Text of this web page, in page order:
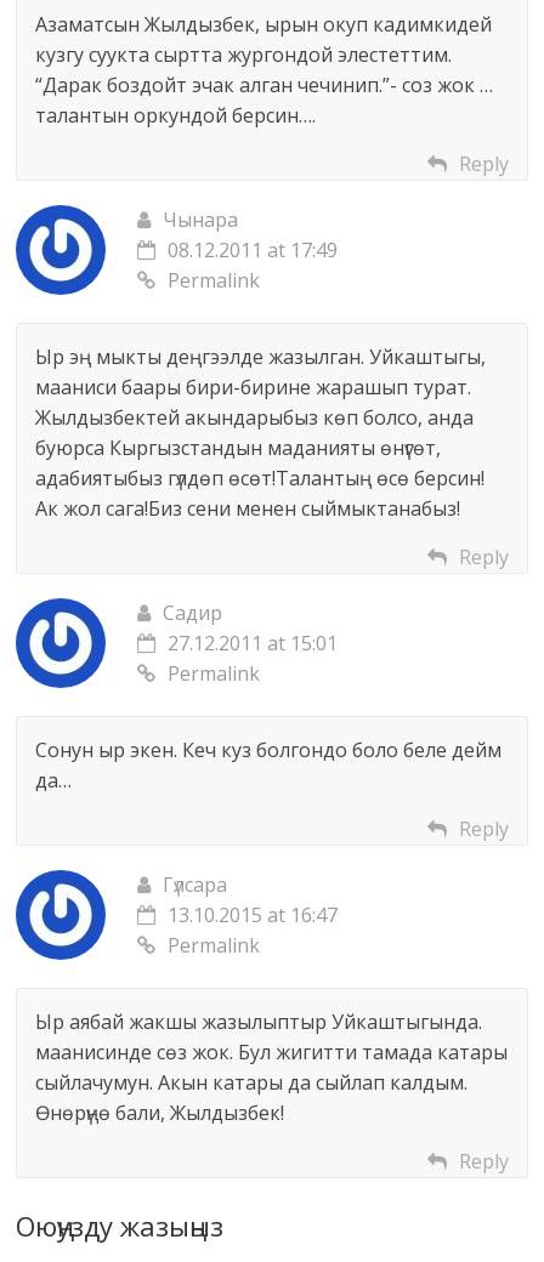
Азаматсын Жылдызбек, ырын окуп кадимкидей
кузгу суукта сыртта жургондой элестеттим.
“Дарак боздойт эчак алган чечинип.”- соз жок …
талантын оркундой берсин….
Reply
Чынара
08.12.2011 at 17:49
Permalink
Ыр эң мыкты деңгээлде жазылган. Уйкаштыгы,
мааниси баары бири-бирине жарашып турат.
Жылдызбектей акындарыбыз көп болсо, анда
буюрса Кыргызстандын маданияты өнүгөт,
адабиятыбыз гүлдөп өсөт!Талантың өсө берсин!
Ак жол сага!Биз сени менен сыймыктанабыз!
Reply
Садир
27.12.2011 at 15:01
Permalink
Сонун ыр экен. Кеч куз болгондо боло беле дейм
да…
Reply
Гүлсара
13.10.2015 at 16:47
Permalink
Ыр аябай жакшы жазылыптыр Уйкаштыгында.
маанисинде сөз жок. Бул жигитти тамада катары
сыйлачумун. Акын катары да сыйлап калдым.
Өнөрүңө бали, Жылдызбек!
Reply
Оюңузду жазыңыз